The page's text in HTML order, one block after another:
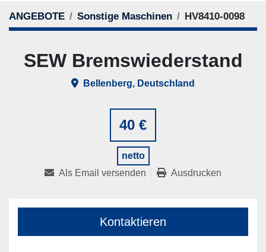
ANGEBOTE Sonstige Maschinen HV8410-0098
40 €
netto
SEW Bremswiederstand
Bellenberg, Deutschland
Als Email versenden Ausdrucken
Kontaktieren